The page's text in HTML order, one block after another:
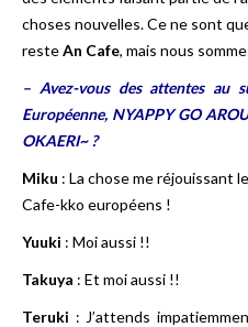
choses nouvelles. Ce ne sont
resteAn Cafe, mais nous
– Avez-vous des attentes au
Européenne, NYAPPY GO
OKAERI~ ?
Miku : La chose me réjouissant
Cafe-kko européens !
Yuuki : Moi aussi !!
Takuya : Et moi aussi !!
Teruki : J’attends